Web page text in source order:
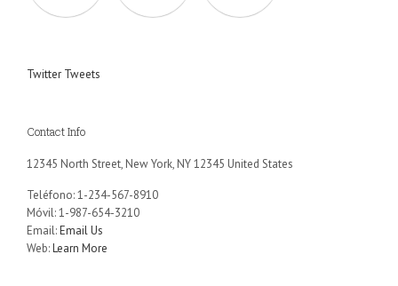
Twitter Tweets
Contact Info
12345 North Street, New York, NY 12345 United States
Teléfono: 1-234-567-8910
Móvil: 1-987-654-3210
Email:Email Us
Web:Learn More